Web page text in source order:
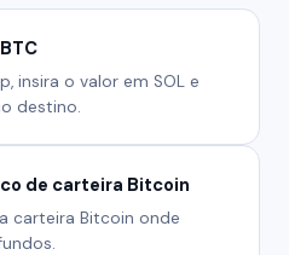
insira o valor em SOL e
destino.
de carteira Bitcoin
carteira Bitcoin onde